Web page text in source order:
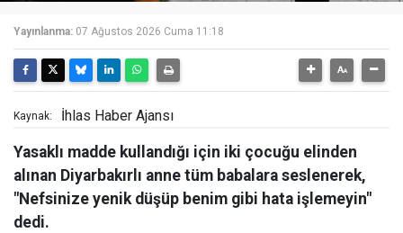
Yayınlanma: 07 Ağustos 2026 Cuma 11:18
Kaynak: İhlas Haber Ajansı
Yasaklı madde kullandığı için iki çocuğu elinden
alınan Diyarbakırlı anne tüm babalara seslenerek,
"Nefsinize yenik düşüp benim gibi hata işlemeyin"
dedi.